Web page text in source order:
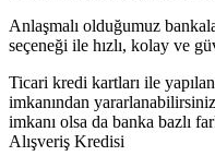
Anlaşmalı olduğumuz
seçeneği ile hızlı, kolay ve
Ticari kredi kartları ile
imkanından
imkanı olsa da banka bazlı
Alışveriş Kredisi